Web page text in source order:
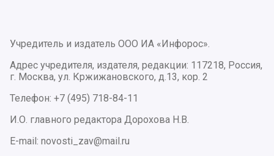
Учредитель и издатель ООО ИА «Инфорос».
Адрес учредителя, издателя, редакции: 117218, Россия,
г. Москва, ул. Кржижановского, д.13, кор. 2
Телефон: +7 (495) 718-84-11
И.О. главного редактора Дорохова Н.В.
E-mail: novosti_zav@mail.ru